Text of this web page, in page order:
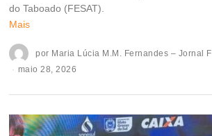
do Taboado (FESAT).
Mais
por Maria Lúcia M.M. Fernandes – Jornal
maio 28, 2026